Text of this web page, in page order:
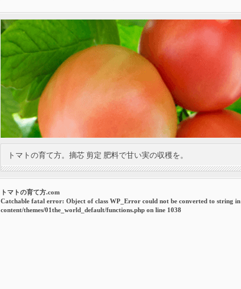
トマトの育て方。摘芯 剪定 肥料で甘い実の収穫を。
トマトの育て方.com
Catchable fatal error: Object of class WP_Error could not be converted to string in
content/themes/01the_world_default/functions.php on line 1038